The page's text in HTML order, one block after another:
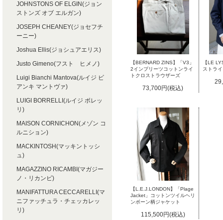
【BERNARD ZINS】「V3」
2インプリーツコットンライ
トクロストラウザーズ
73,700円(税込)
【LE
ストラ
【L.E.J.LONDON】「Plage
Jacket」コットンツイルヘリ
ンボーン柄ジャケット
115,500円(税込)
JOHNSTONS OF ELGIN(ジョン
ストンズ オブ エルガン)
JOSEPH CHEANEY(ジョセフチ
ーニー)
Joshua Ellis(ジョシュアエリス)
Justo Gimeno(フスト ヒメノ)
Luigi Bianchi Mantova(ルイジ ビ
アンキ マントヴァ)
LUIGI BORRELLI(ルイジ ボレッ
リ)
MAISON CORNICHON(メゾン コ
ルニション)
MACKINTOSH(マッキントッシ
ュ)
MAGAZZINO RICAMBI(マガジー
ノ・リカンビ)
MANIFATTURA CECCARELLI(マ
ニファッチュラ・チェッカレッ
リ)